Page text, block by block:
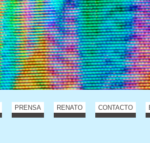
PRENSA RENATO CONTACTO